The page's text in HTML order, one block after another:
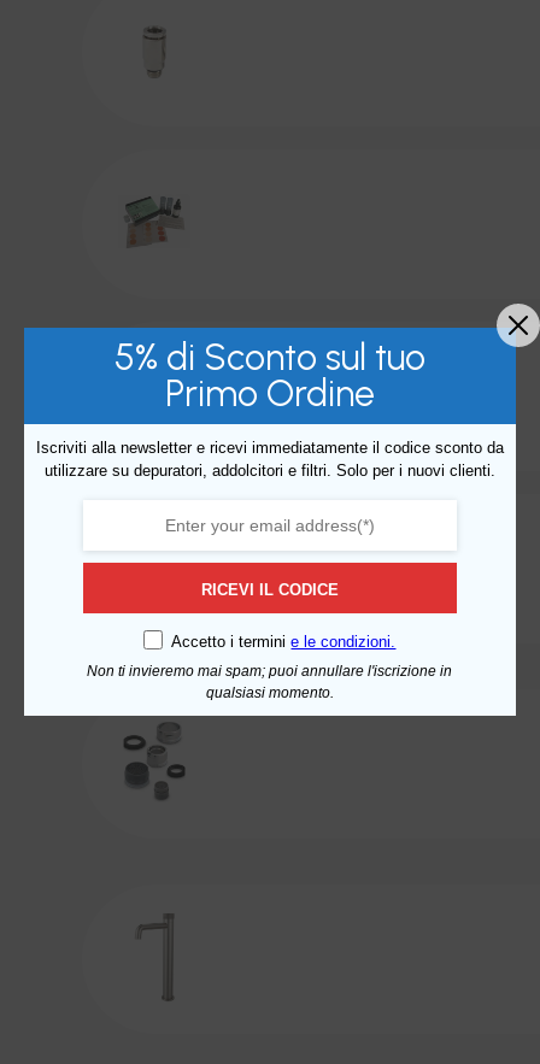
5% di Sconto sul tuo
Primo Ordine
Iscriviti alla newsletter e ricevi immediatamente il codice sconto da
utilizzare su depuratori, addolcitori e filtri. Solo per i nuovi clienti.
RICEVI IL CODICE
Accetto i terminie le condizioni.
Non ti invieremo mai spam; puoi annullare l'iscrizione in
qualsiasi momento.